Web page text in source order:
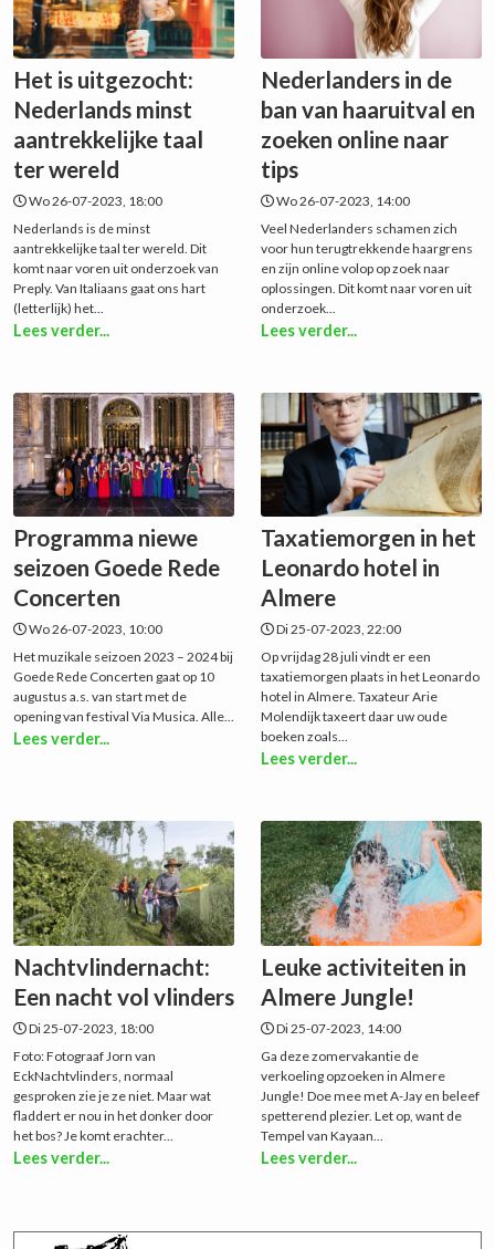
Het is uitgezocht:
Nederlands minst
aantrekkelijke taal
ter wereld
Wo 26-07-2023, 18:00
Nederlands is de minst
aantrekkelijke taal ter wereld. Dit
komt naar voren uit onderzoek van
Preply. Van Italiaans gaat ons hart
(letterlijk) het...
Lees verder...
Nederlanders in de
ban van haaruitval en
zoeken online naar
tips
Wo 26-07-2023, 14:00
Veel Nederlanders schamen zich
voor hun terugtrekkende haargrens
en zijn online volop op zoek naar
oplossingen. Dit komt naar voren uit
onderzoek...
Lees verder...
Programma niewe
seizoen Goede Rede
Concerten
Wo 26-07-2023, 10:00
Het muzikale seizoen 2023 – 2024 bij
Goede Rede Concerten gaat op 10
augustus a.s. van start met de
opening van festival Via Musica. Alle...
Lees verder...
Taxatiemorgen in het
Leonardo hotel in
Almere
Di 25-07-2023, 22:00
Op vrijdag 28 juli vindt er een
taxatiemorgen plaats in het Leonardo
hotel in Almere. Taxateur Arie
Molendijk taxeert daar uw oude
boeken zoals...
Lees verder...
Nachtvlindernacht:
Een nacht vol vlinders
Di 25-07-2023, 18:00
Foto: Fotograaf Jorn van
EckNachtvlinders, normaal
gesproken zie je ze niet. Maar wat
fladdert er nou in het donker door
het bos? Je komt erachter...
Lees verder...
Leuke activiteiten in
Almere Jungle!
Di 25-07-2023, 14:00
Ga deze zomervakantie de
verkoeling opzoeken in Almere
Jungle! Doe mee met A-Jay en beleef
spetterend plezier. Let op, want de
Tempel van Kayaan...
Lees verder...